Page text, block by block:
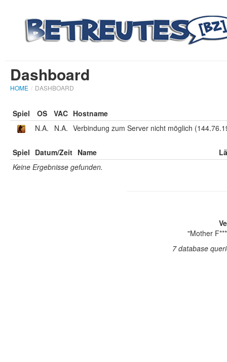
Dashboard
HOME / DASHBOARD
Spiel OS VAC Hostname
N.A.
N.A. Verbindung zum Server nicht möglich
Spiel Datum/Zeit Name
Keine Ergebnisse gefunden.
"Mother
7 database